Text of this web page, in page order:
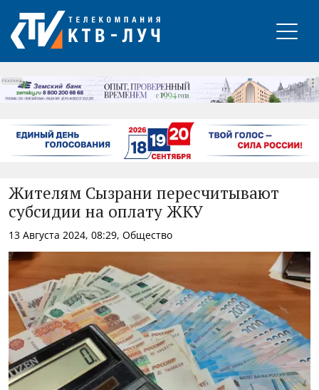
РЕКЛАМА
Жителям Сызрани пересчитывают
субсидии на оплату ЖКУ
13 Августа 2024, 08:29, Общество